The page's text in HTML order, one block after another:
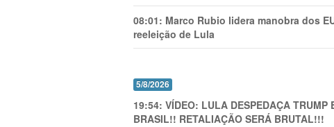
08:01: Marco Rubio lidera manobra dos
reeleição de Lula
5/8/2026
19:54: VÍDEO: LULA DESPEDAÇA TRUMP
BRASIL!! RETALIAÇÃO SERÁ BRUTAL!!!